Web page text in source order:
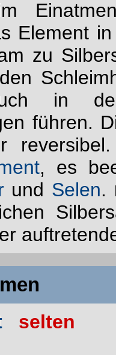
Element
zu
in
führen.
, es
und Selen.
selten